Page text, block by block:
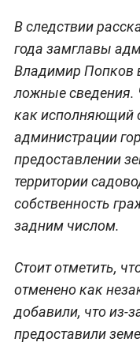
В следствии
года замглавы
Владимир Попков
ложные сведения.
как исполняющий
администрации
предоставлении
территории
собственность
задним числом.
Стоит отметить,
отменено как
добавили, что из-
предоставили